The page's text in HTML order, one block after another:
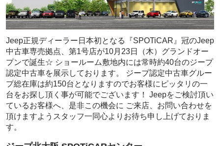
Jeep正規ディーラー日本初となる『SPOTiCAR』冠のJeep
中古車専売拠点、第1号店が10月23日（木）グランドオー
プンで誕生☆ ショールーム敷地内には常時約40台のジープ
認定中古車を展示しております。 ジープ認定中古車グルー
プ総在庫は約150台となりますのでお客様にピッタリの一
台をお探し頂く事が可能でございます！ Jeepをご検討頂い
ているお客様へ、是非この機会に ご来店、お問い合わせを
頂けますようスタッフ一同心よりお待ち申し上げておりま
す。